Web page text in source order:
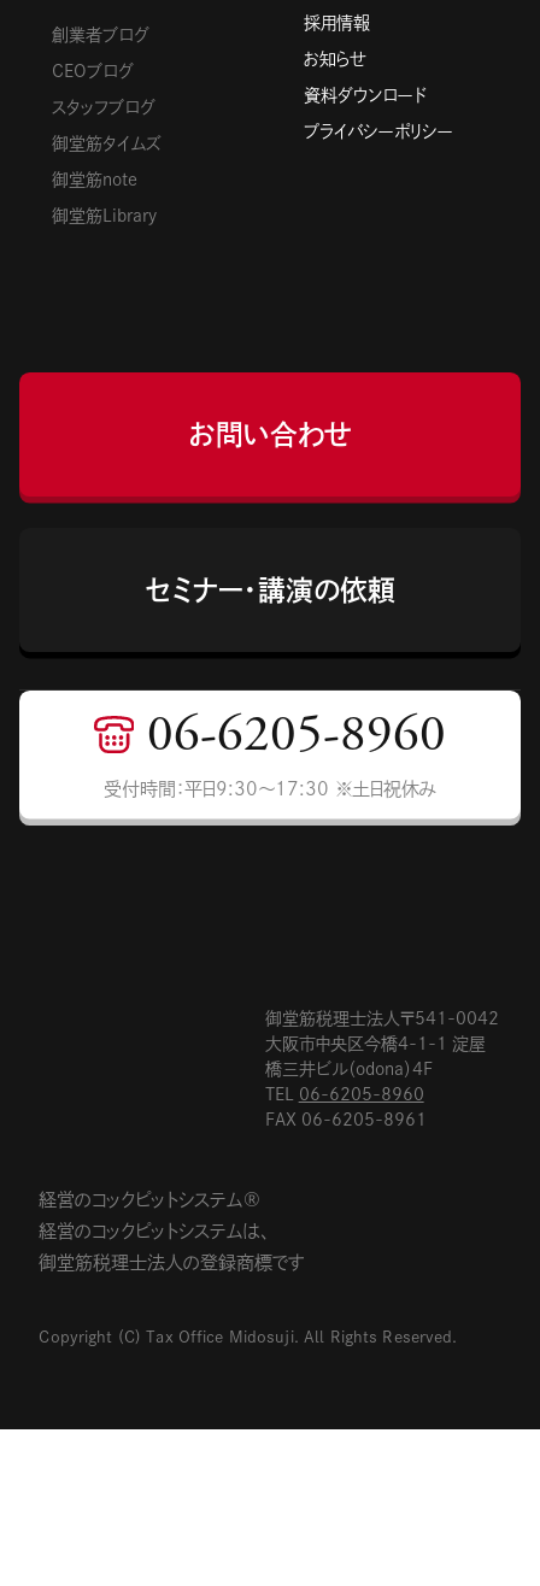
創業者ブログ
CEOブログ
スタッフブログ
御堂筋タイムズ
御堂筋note
御堂筋Library
採用情報
お知らせ
資料ダウンロード
プライバシーポリシー
お問い合わせ
セミナー・講演の依頼
06-6205-8960
受付時間：平日9:30〜17:30 ※土日祝休み
御堂筋税理士法人〒541-0042
大阪市中央区今橋4-1-1 淀屋
橋三井ビル（odona）4F
TEL 06-6205-8960
FAX 06-6205-8961
経営のコックピットシステム®
経営のコックピットシステムは、
御堂筋税理士法人の登録商標です
Copyright (C) Tax Office Midosuji. All Rights Reserved.